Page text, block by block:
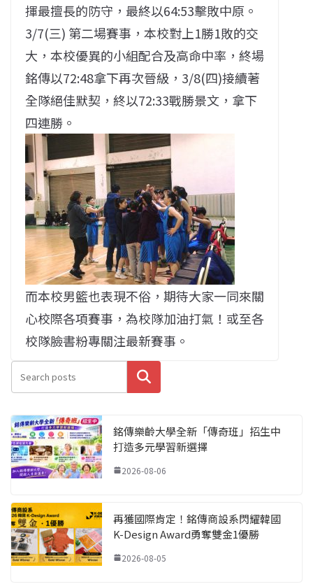
揮最擅長的防守，最終以64:53擊敗中原。
3/7(三) 第二場賽事，本校對上1勝1敗的交
大，本校優異的小組配合及高命中率，終場
銘傳以72:48拿下再次晉級，3/8(四)接續著
全隊絕佳默契，終以72:33戰勝景文，拿下
四連勝。
而本校男籃也表現不俗，期待大家一同來關
心校際各項賽事，為校隊加油打氣！或至各
校隊臉書粉專關注最新賽事。
搜尋
銘傳樂齡大學全新「傳奇班」招生中
打造多元學習新選擇
2026-08-06
再獲國際肯定！銘傳商設系閃耀韓國
K-Design Award勇奪雙金1優勝
2026-08-05